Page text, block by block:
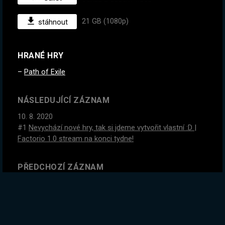
stáhnout 21 GB (1080p)
HRANÉ HRY
Path of Exile
NÁSLEDUJÍCÍ ZÁZNAM
10. 8. 2020
#1 Nevychází nové hry, tak si jdeme vytvořit vlastní :D |
Factorio 1.0 stream na konci tydne!
PŘEDCHOZÍ ZÁZNAM